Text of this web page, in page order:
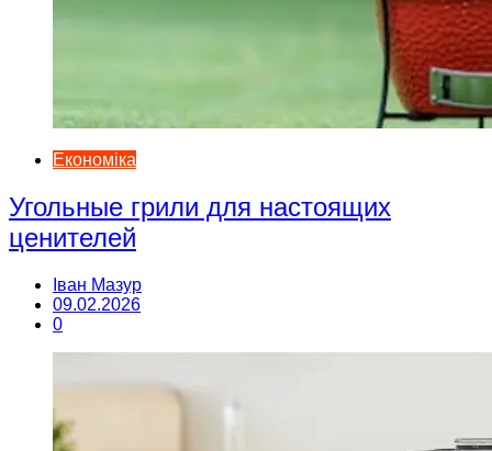
Економіка
Угольные грили для настоящих
ценителей
Іван Мазур
09.02.2026
0